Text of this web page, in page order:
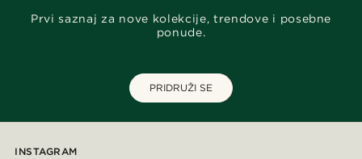
Prvi saznaj za nove kolekcije, trendove i posebne
ponude.
PRIDRUŽI SE
INSTAGRAM